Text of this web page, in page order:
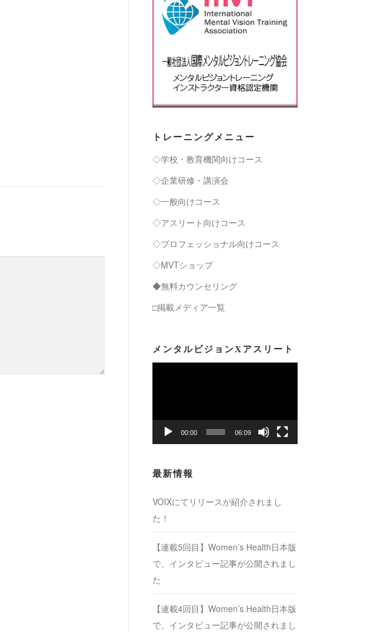
トレーニングメニュー
◇学校・教育機関向けコース
◇企業研修・講演会
◇一般向けコース
◇アスリート向けコース
◇プロフェッショナル向けコース
◇MVTショップ
◆無料カウンセリング
□掲載メディア一覧
メンタルビジョンXアスリート
レ
ー
00:00 06:09
最新情報
VOIXにてリリースが紹介されまし
た！
【連載5回目】Women’s Health日本版
で、インタビュー記事が公開されまし
た
【連載4回目】Women’s Health日本版
で、インタビュー記事が公開されまし